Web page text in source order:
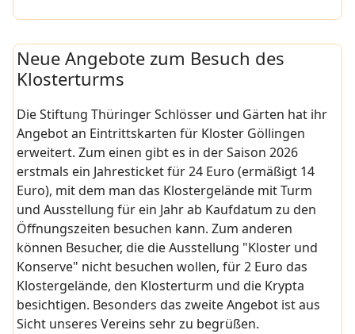
Neue Angebote zum Besuch des
Klosterturms
Die Stiftung Thüringer Schlösser und Gärten hat ihr
Angebot an Eintrittskarten für Kloster Göllingen
erweitert. Zum einen gibt es in der Saison 2026
erstmals ein Jahresticket für 24 Euro (ermäßigt 14
Euro), mit dem man das Klostergelände mit Turm
und Ausstellung für ein Jahr ab Kaufdatum zu den
Öffnungszeiten besuchen kann. Zum anderen
können Besucher, die die Ausstellung "Kloster und
Konserve" nicht besuchen wollen, für 2 Euro das
Klostergelände, den Klosterturm und die Krypta
besichtigen. Besonders das zweite Angebot ist aus
Sicht unseres Vereins sehr zu begrüßen.